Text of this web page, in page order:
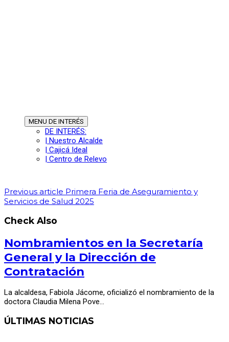
MENU DE INTERÉS
DE INTERÉS:
| Nuestro Alcalde
| Cajicá Ideal
| Centro de Relevo
Previous article Primera Feria de Aseguramiento y
Servicios de Salud 2025
Check Also
Nombramientos en la Secretaría
General y la Dirección de
Contratación
La alcaldesa, Fabiola Jácome, oficializó el nombramiento de la
doctora Claudia Milena Pove…
ÚLTIMAS NOTICIAS